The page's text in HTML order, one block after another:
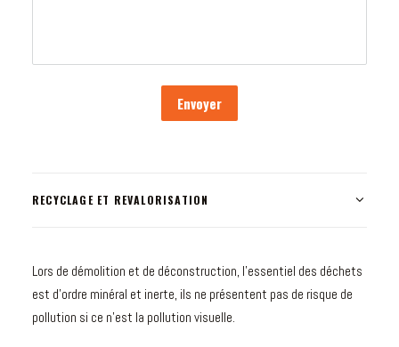
Envoyer
RECYCLAGE ET REVALORISATION
Lors de démolition et de déconstruction, l’essentiel des déchets
est d’ordre minéral et inerte, ils ne présentent pas de risque de
pollution si ce n’est la pollution visuelle.